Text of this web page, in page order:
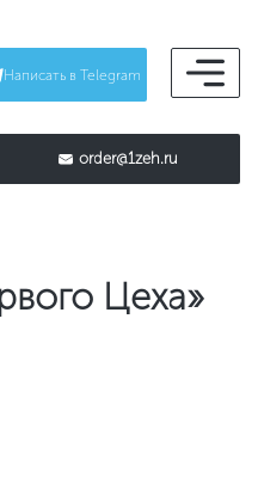
Написать в Telegram
order@1zeh.ru
Цеха»